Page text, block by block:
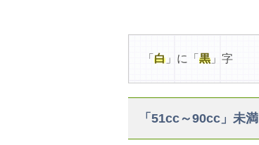
「 白 」に「 黒 」字
「51cc～90cc」未満